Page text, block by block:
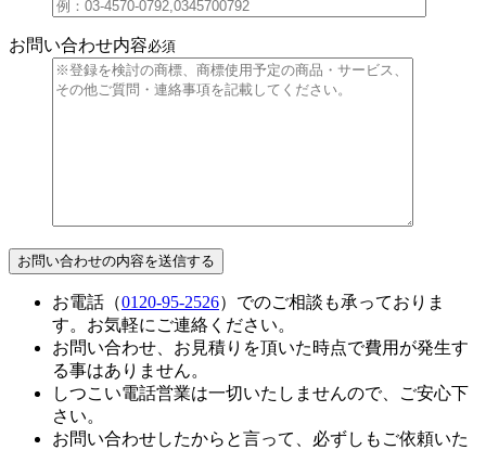
お問い合わせ内容必須
お電話（0120-95-2526）でのご相談も承っておりま
す。お気軽にご連絡ください。
お問い合わせ、お見積りを頂いた時点で費用が発生す
る事はありません。
しつこい電話営業は一切いたしませんので、ご安心下
さい。
お問い合わせしたからと言って、必ずしもご依頼いた